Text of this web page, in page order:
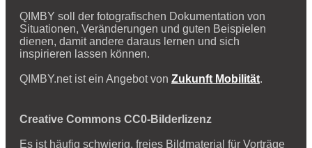
QIMBY soll der fotografischen Dokumentation von
Situationen, Veränderungen und guten Beispielen
dienen, damit andere daraus lernen und sich
inspirieren lassen können.
QIMBY.net ist ein Angebot von Zukunft Mobilität.
Creative Commons CC0-Bilderlizenz
Es ist häufig schwierig, freies Bildmaterial für Vorträge